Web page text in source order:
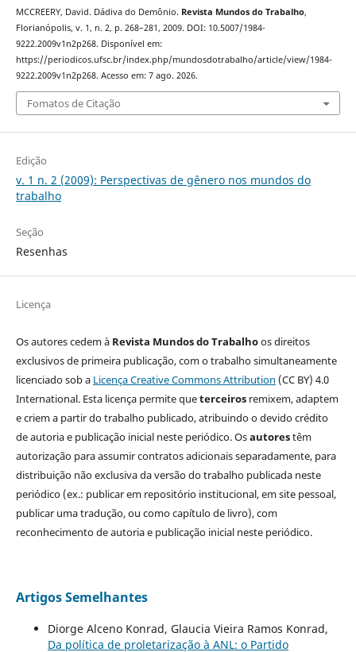
MCCREERY, David. Dádiva do Demônio. Revista Mundos do Trabalho,
Florianópolis, v. 1, n. 2, p. 268–281, 2009. DOI: 10.5007/1984-
9222.2009v1n2p268. Disponível em:
https://periodicos.ufsc.br/index.php/mundosdotrabalho/article/view/1984-
9222.2009v1n2p268. Acesso em: 7 ago. 2026.
Fomatos de Citação
Edição
v. 1 n. 2 (2009): Perspectivas de gênero nos mundos do
trabalho
Seção
Resenhas
Licença
Os autores cedem à Revista Mundos do Trabalhoos direitos
exclusivos de primeira publicação, com o trabalho simultaneamente
licenciado sob a Licença Creative Commons Attribution (CC BY) 4.0
International. Esta licença permite queterceirosremixem, adaptem
e criem a partir do trabalho publicado, atribuindo o devido crédito
de autoria e publicação inicial neste periódico. Osautorestêm
autorização para assumir contratos adicionais separadamente, para
distribuição não exclusiva da versão do trabalho publicada neste
periódico (ex.: publicar em repositório institucional, em site pessoal,
publicar uma tradução, ou como capítulo de livro), com
reconhecimento de autoria e publicação inicial neste periódico.
Artigos Semelhantes
Diorge Alceno Konrad, Glaucia Vieira Ramos Konrad,
Da política de proletarização à ANL: o Partido